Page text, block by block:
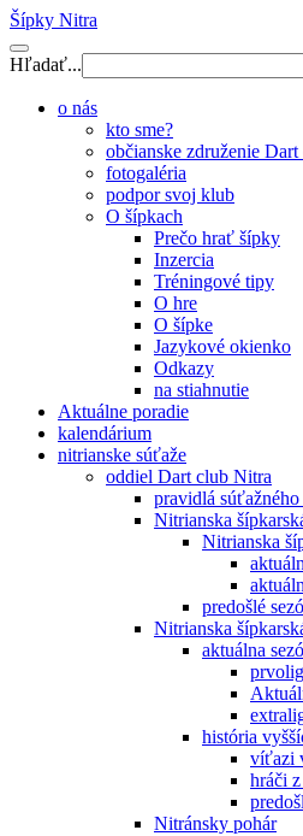
Šípky Nitra
Hľadať...
o nás
kto sme?
občianske združenie
fotogaléria
podpor svoj klub
O šípkach
Prečo hrať šípky
Inzercia
Tréningové tipy
O hre
O šípke
Jazykové okienko
Odkazy
na stiahnutie
Aktuálne poradie
kalendárium
nitrianske súťaže
oddiel Dart club Nitra
pravidlá
Nitrianska
Nitrianska
predošlé
Nitrianska
aktuálna
história
víťazi
hráči
Nitránsky pohár